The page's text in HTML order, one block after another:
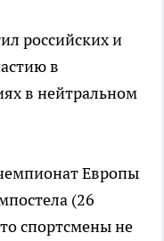
российских и
в
в нейтральном
Европы
(26
спортсмены не